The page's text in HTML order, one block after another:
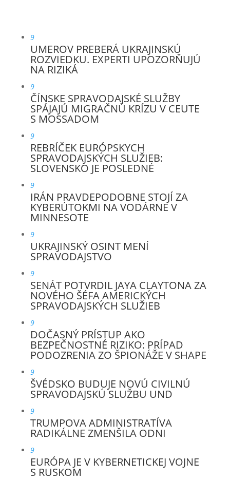
9
UMEROV PREBERÁ UKRAJINSKÚ
ROZVIEDKU. EXPERTI UPOZORŇUJÚ
NA RIZIKÁ
9
ČÍNSKE SPRAVODAJSKÉ SLUŽBY
SPÁJAJÚ MIGRAČNÚ KRÍZU V CEUTE
S MOSSADOM
9
REBRÍČEK EURÓPSKYCH
SPRAVODAJSKÝCH SLUŽIEB:
SLOVENSKO JE POSLEDNÉ
9
IRÁN PRAVDEPODOBNE STOJÍ ZA
KYBERÚTOKMI NA VODÁRNE V
MINNESOTE
9
UKRAJINSKÝ OSINT MENÍ
SPRAVODAJSTVO
9
SENÁT POTVRDIL JAYA CLAYTONA ZA
NOVÉHO ŠÉFA AMERICKÝCH
SPRAVODAJSKÝCH SLUŽIEB
9
DOČASNÝ PRÍSTUP AKO
BEZPEČNOSTNÉ RIZIKO: PRÍPAD
PODOZRENIA ZO ŠPIONÁŽE V SHAPE
9
ŠVÉDSKO BUDUJE NOVÚ CIVILNÚ
SPRAVODAJSKÚ SLUŽBU UND
9
TRUMPOVA ADMINISTRATÍVA
RADIKÁLNE ZMENŠILA ODNI
9
EURÓPA JE V KYBERNETICKEJ VOJNE
S RUSKOM